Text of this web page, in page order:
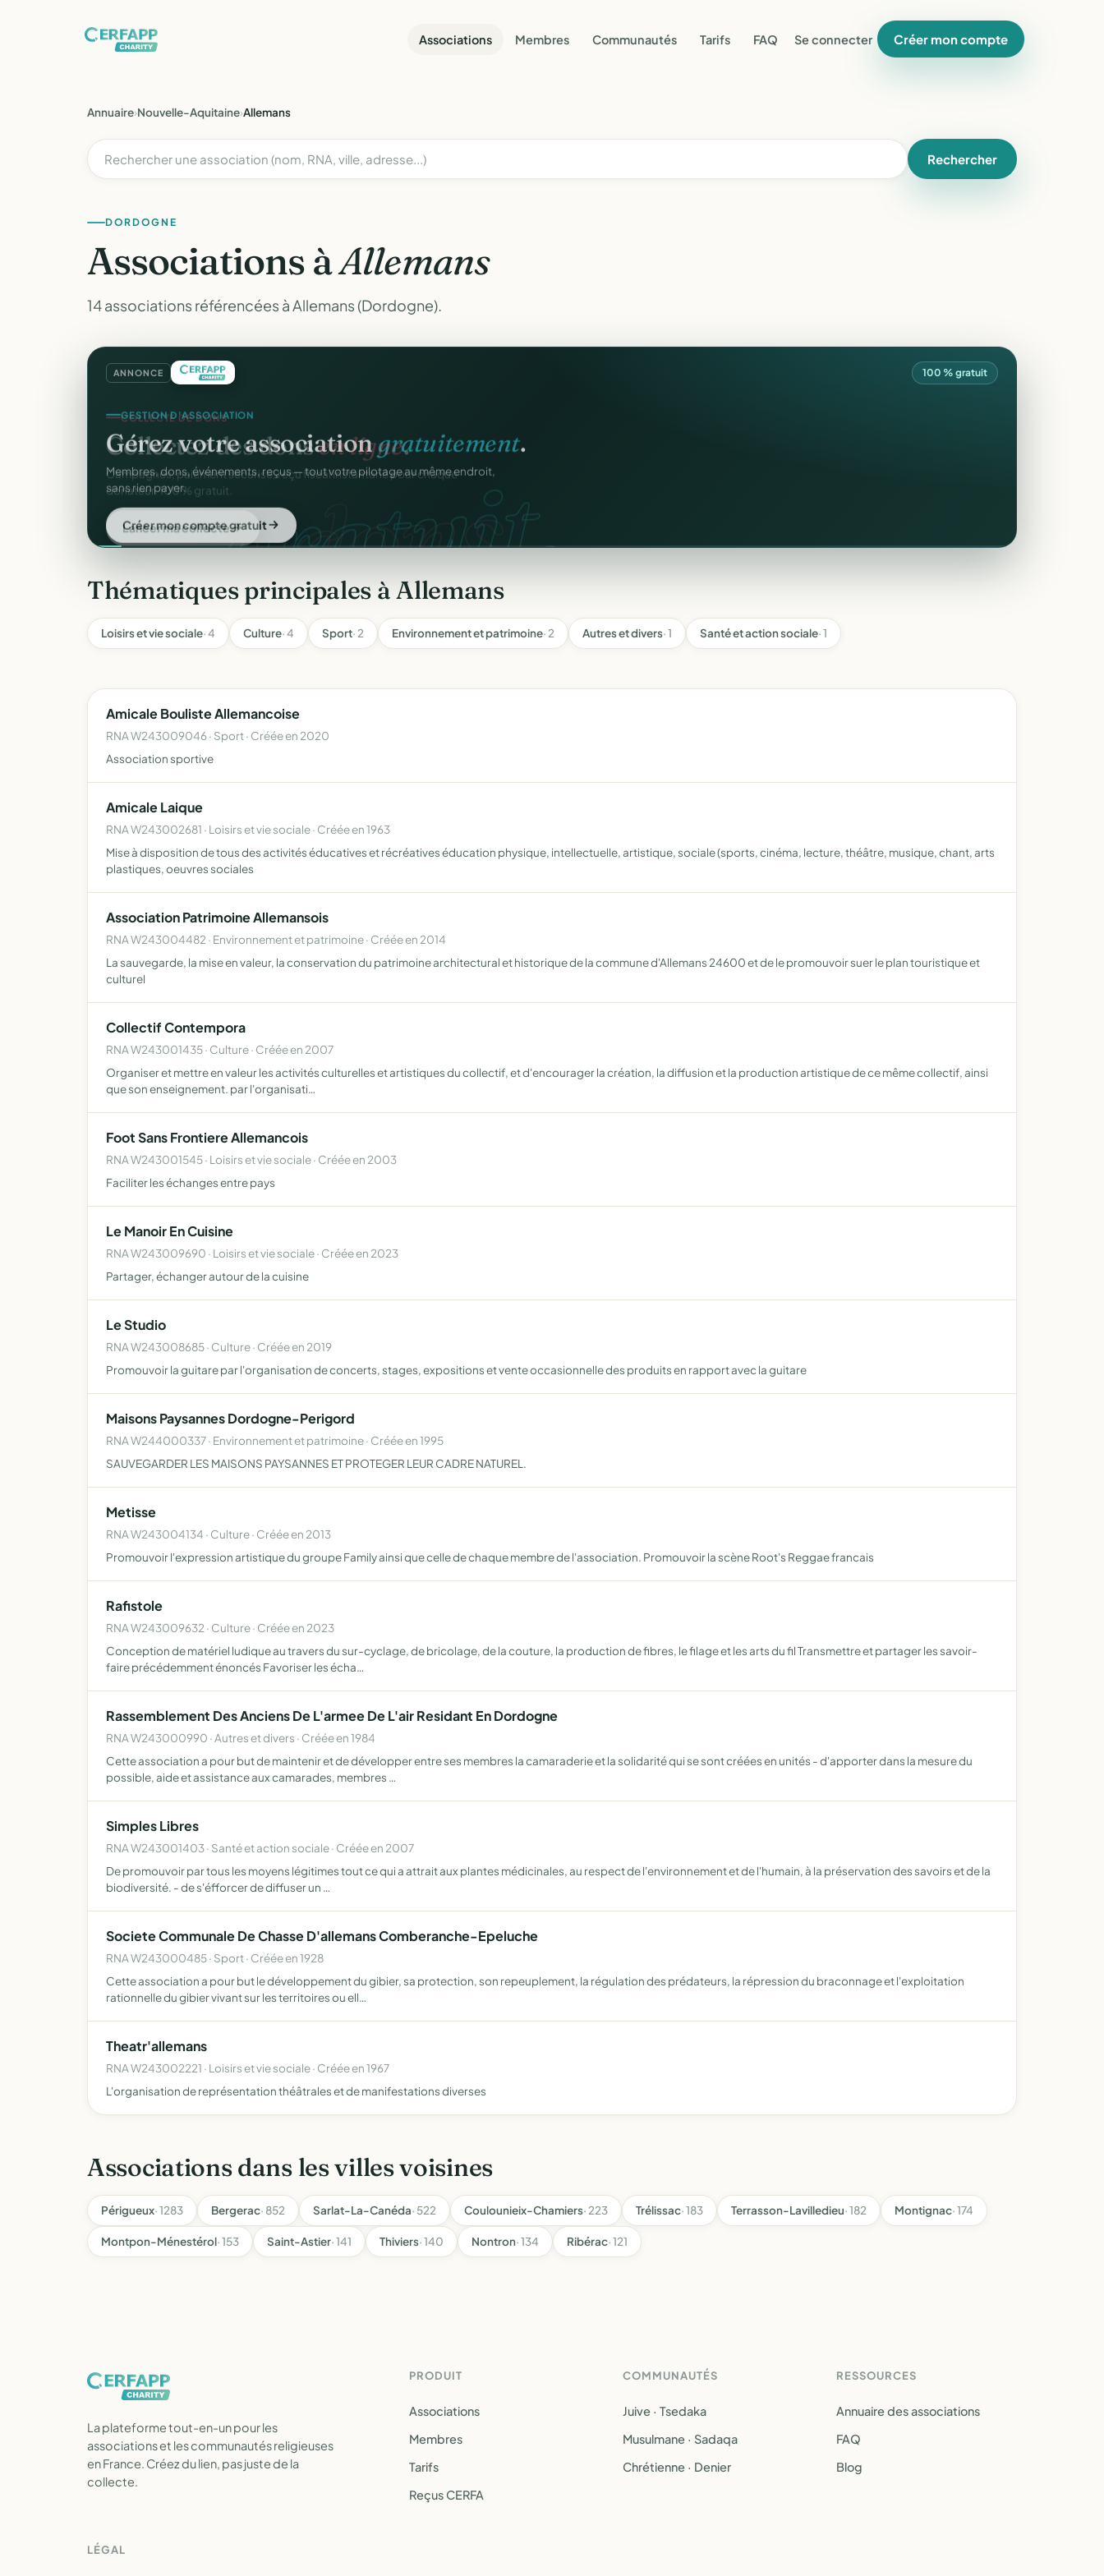
Associations Membres Communautés Tarifs FAQ Se connecter Créer mon compte
Annuaire›Nouvelle-Aquitaine›Allemans
Rechercher
DORDOGNE
Associations àAllemans
14 associations référencées à Allemans (Dordogne).
ANNONCE 100 % gratuit
gratuit.
GESTION D'ASSOCIATION
Gérez votre associationgratuitement.
Membres, dons, événements, reçus — tout votre pilotage au même endroit,
sans rien payer.
Créer mon compte gratuit
Thématiques principales à Allemans
Loisirs et vie sociale· 4 Culture· 4 Sport· 2 Environnement et patrimoine· 2 Autres et divers· 1 Santé et action sociale· 1
Amicale Bouliste Allemancoise
RNA W243009046 · Sport · Créée en 2020
Association sportive
Amicale Laique
RNA W243002681 · Loisirs et vie sociale · Créée en 1963
Mise à disposition de tous des activités éducatives et récréatives éducation physique, intellectuelle, artistique, sociale (sports, cinéma, lecture, théâtre, musique, chant, arts
plastiques, oeuvres sociales
Association Patrimoine Allemansois
RNA W243004482 · Environnement et patrimoine · Créée en 2014
La sauvegarde, la mise en valeur, la conservation du patrimoine architectural et historique de la commune d'Allemans 24600 et de le promouvoir suer le plan touristique et
culturel
Collectif Contempora
RNA W243001435 · Culture · Créée en 2007
Organiser et mettre en valeur les activités culturelles et artistiques du collectif, et d'encourager la création, la diffusion et la production artistique de ce même collectif, ainsi
que son enseignement. par l'organisati…
Foot Sans Frontiere Allemancois
RNA W243001545 · Loisirs et vie sociale · Créée en 2003
Faciliter les échanges entre pays
Le Manoir En Cuisine
RNA W243009690 · Loisirs et vie sociale · Créée en 2023
Partager, échanger autour de la cuisine
Le Studio
RNA W243008685 · Culture · Créée en 2019
Promouvoir la guitare par l'organisation de concerts, stages, expositions et vente occasionnelle des produits en rapport avec la guitare
Maisons Paysannes Dordogne-Perigord
RNA W244000337 · Environnement et patrimoine · Créée en 1995
SAUVEGARDER LES MAISONS PAYSANNES ET PROTEGER LEUR CADRE NATUREL.
Metisse
RNA W243004134 · Culture · Créée en 2013
Promouvoir l'expression artistique du groupe Family ainsi que celle de chaque membre de l'association. Promouvoir la scène Root's Reggae francais
Rafistole
RNA W243009632 · Culture · Créée en 2023
Conception de matériel ludique au travers du sur-cyclage, de bricolage, de la couture, la production de fibres, le filage et les arts du fil Transmettre et partager les savoir-
faire précédemment énoncés Favoriser les écha…
Rassemblement Des Anciens De L'armee De L'air Residant En Dordogne
RNA W243000990 · Autres et divers · Créée en 1984
Cette association a pour but de maintenir et de développer entre ses membres la camaraderie et la solidarité qui se sont créées en unités - d'apporter dans la mesure du
possible, aide et assistance aux camarades, membres …
Simples Libres
RNA W243001403 · Santé et action sociale · Créée en 2007
De promouvoir par tous les moyens légitimes tout ce qui a attrait aux plantes médicinales, au respect de l'environnement et de l'humain, à la préservation des savoirs et de la
biodiversité. - de s'éfforcer de diffuser un …
Societe Communale De Chasse D'allemans Comberanche-Epeluche
RNA W243000485 · Sport · Créée en 1928
Cette association a pour but le développement du gibier, sa protection, son repeuplement, la régulation des prédateurs, la répression du braconnage et l'exploitation
rationnelle du gibier vivant sur les territoires ou ell…
Theatr'allemans
RNA W243002221 · Loisirs et vie sociale · Créée en 1967
L'organisation de représentation théâtrales et de manifestations diverses
Associations dans les villes voisines
Périgueux· 1283 Bergerac· 852 Sarlat-La-Canéda· 522 Coulounieix-Chamiers· 223 Trélissac· 183 Terrasson-Lavilledieu· 182 Montignac· 174
Montpon-Ménestérol· 153 Saint-Astier· 141 Thiviers· 140 Nontron· 134 Ribérac· 121
La plateforme tout-en-un pour les
associations et les communautés religieuses
en France. Créez du lien, pas juste de la
collecte.
PRODUIT
Associations
Membres
Tarifs
Reçus CERFA
COMMUNAUTÉS
Juive · Tsedaka
Musulmane · Sadaqa
Chrétienne · Denier
RESSOURCES
Annuaire des associations
FAQ
Blog
LÉGAL